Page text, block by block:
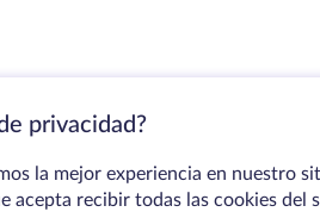
privacidad?
la mejor experiencia en nuestro
acepta recibir todas las cookies del